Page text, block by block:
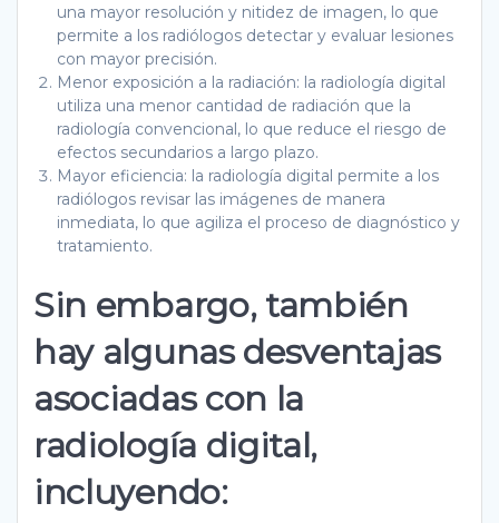
una mayor resolución y nitidez de imagen, lo que
permite a los radiólogos detectar y evaluar lesiones
con mayor precisión.
Menor exposición a la radiación: la radiología digital
utiliza una menor cantidad de radiación que la
radiología convencional, lo que reduce el riesgo de
efectos secundarios a largo plazo.
Mayor eficiencia: la radiología digital permite a los
radiólogos revisar las imágenes de manera
inmediata, lo que agiliza el proceso de diagnóstico y
tratamiento.
Sin embargo, también
hay algunas desventajas
asociadas con la
radiología digital,
incluyendo: